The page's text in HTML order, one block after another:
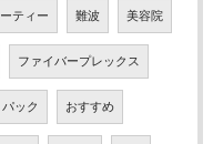
ティー 難波 美容院
ファイバープレックス
パック おすすめ